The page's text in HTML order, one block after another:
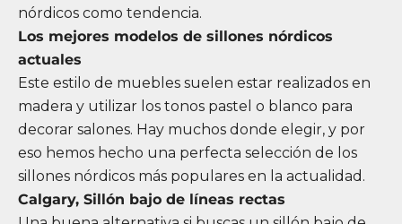
nórdicos como tendencia.
Los mejores modelos de sillones nórdicos
actuales
Este estilo de muebles suelen estar realizados en
madera y utilizar los tonos pastel o blanco para
decorar salones. Hay muchos donde elegir, y por
eso hemos hecho una perfecta selección de los
sillones nórdicos más populares en la actualidad.
Calgary, Sillón bajo de líneas rectas